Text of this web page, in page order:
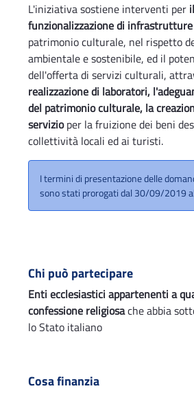
L'iniziativa sostiene interventi per
funzionalizzazione di
patrimonio culturale, nel rispetto
ambientale e sostenibile, ed il
dell'offerta di servizi culturali,
realizzazione di laboratori,
del patrimonio culturale, la
servizioper la fruizione dei beni
collettività locali ed ai turisti.
I termini di presentazione delle
sono stati prorogati dal 30/09/2019
Chi può partecipare
Enti ecclesiastici appartenenti a
confessione religiosache abbia
lo Stato italiano
Cosa finanzia